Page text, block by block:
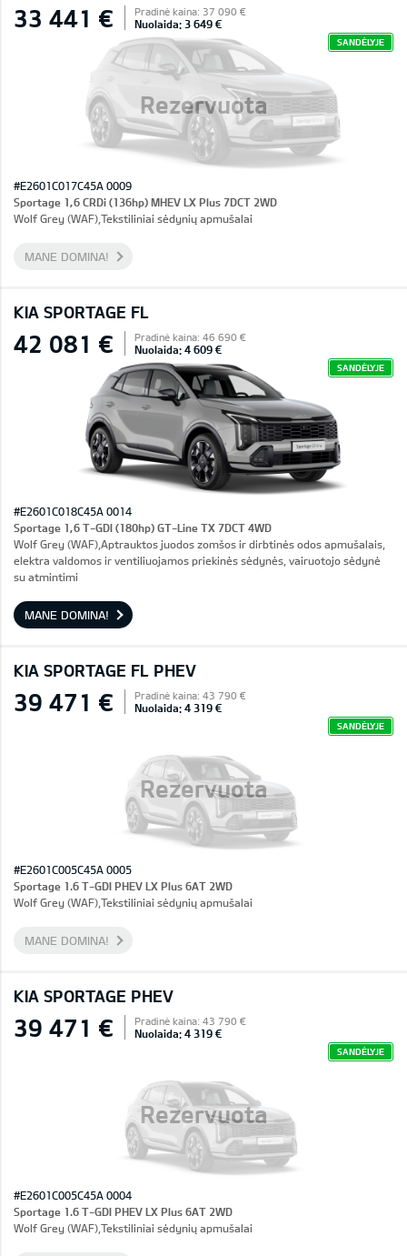
Rezervuota
33 441 € Pradinė kaina: 37 090 €
Nuolaida: 3 649 €
SANDĖLYJE
#E2601C017C45A 0009
Sportage 1,6 CRDi (136hp) MHEV LX Plus 7DCT 2WD
Wolf Grey (WAF),Tekstiliniai sėdynių apmušalai
MANE DOMINA!
KIA SPORTAGE FL
42 081 € Pradinė kaina: 46 690 €
Nuolaida: 4 609 €
SANDĖLYJE
#E2601C018C45A 0014
Sportage 1,6 T-GDI (180hp) GT-Line TX 7DCT 4WD
Wolf Grey (WAF),Aptrauktos juodos zomšos ir dirbtinės odos apmušalais,
elektra valdomos ir ventiliuojamos priekinės sėdynės, vairuotojo sėdynė
su atmintimi
MANE DOMINA!
KIA SPORTAGE FL PHEV
Rezervuota
39 471 € Pradinė kaina: 43 790 €
Nuolaida: 4 319 €
SANDĖLYJE
#E2601C005C45A 0005
Sportage 1.6 T-GDI PHEV LX Plus 6AT 2WD
Wolf Grey (WAF),Tekstiliniai sėdynių apmušalai
MANE DOMINA!
KIA SPORTAGE PHEV
Rezervuota
39 471 € Pradinė kaina: 43 790 €
Nuolaida: 4 319 €
SANDĖLYJE
#E2601C005C45A 0004
Sportage 1.6 T-GDI PHEV LX Plus 6AT 2WD
Wolf Grey (WAF),Tekstiliniai sėdynių apmušalai